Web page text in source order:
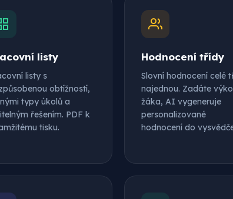
listy
listy s
obtížností,
typy úkolů a
řešením. PDF k
tisku.
Hodnocení třídy
Slovní hodnocení celé
najednou. Zadáte
žáka, AI vygeneruje
personalizované
hodnocení do